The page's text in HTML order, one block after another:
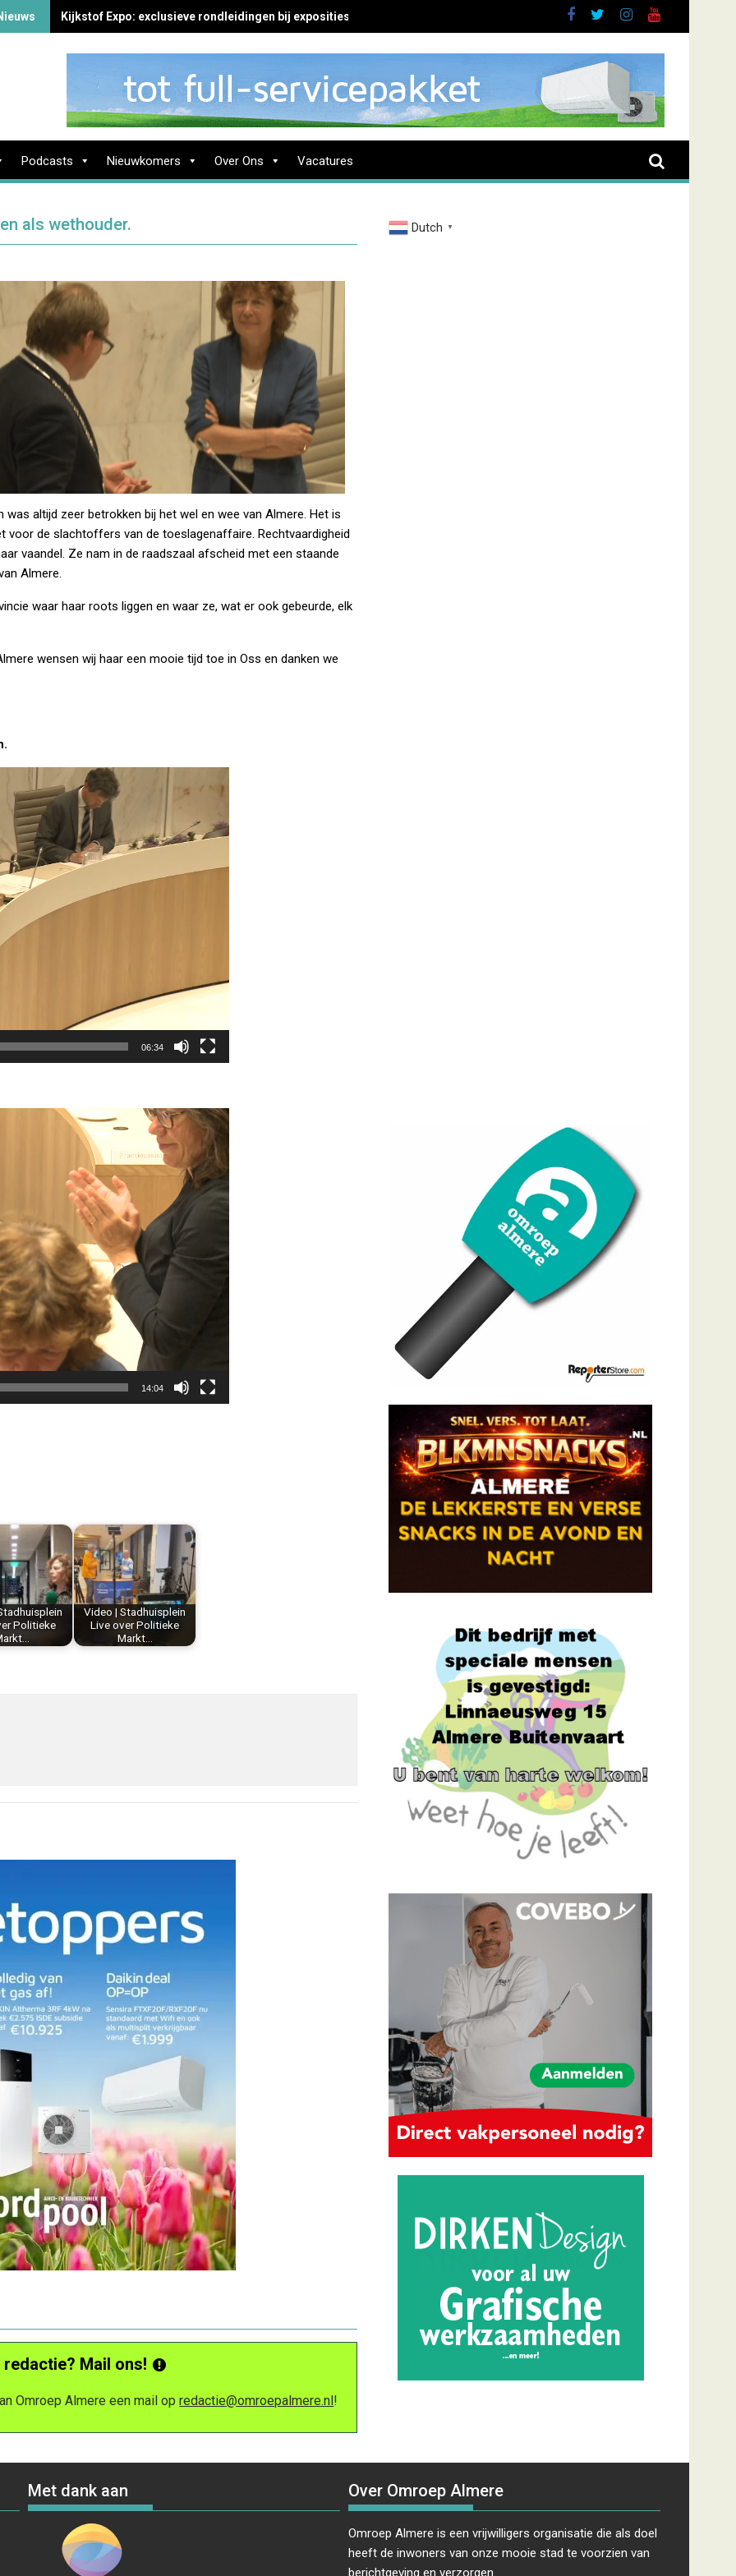
Kijkstof Expo: exclusieve rondleidingen bij exposities in Almere
Podcasts Nieuwkomers Over Ons Vacatures
als wethouder.
altijd zeer betrokken bij het wel en wee van Almere. Het is
de slachtoffers van de toeslagenaffaire. Rechtvaardigheid
vaandel. Ze nam in de raadszaal afscheid met een staande
Almere.
waar haar roots liggen en waar ze, wat er ook gebeurde, elk
wensen wij haar een mooie tijd toe in Oss en danken we
06:34
14:04
Politieke
Video | Stadhuisplein
Live over Politieke
Markt…
Mail ons!
Omroep Almere een mail opredactie@omroepalmere.nl!
Dutch ▼
Met dank aan Over Omroep Almere
Omroep Almere is een vrijwilligers organisatie die als doel
heeft de inwoners van onze mooie stad te voorzien van
berichtgeving en verzorgen.